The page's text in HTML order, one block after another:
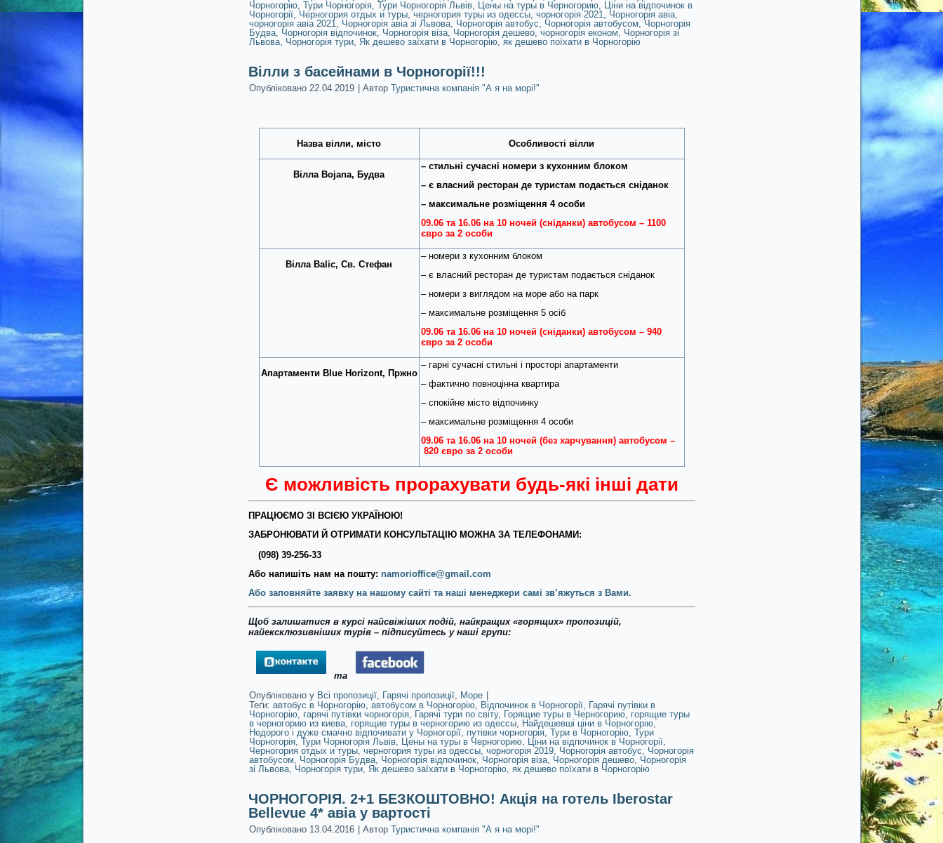
Чорногорію, Тури Чорногорія, Тури Чорногорія Львів, Цены на туры в Черногорию, Ціни на відпочинок в
Чорногорії, Черногория отдых и туры, черногория туры из одессы, чорногорія 2021, Чорногорія авіа,
чорногорія авіа 2021, Чорногорія авіа зі Львова, Чорногорія автобус, Чорногорія автобусом, Чорногорія
Будва, Чорногорія відпочинок, Чорногорія віза, Чорногорія дешево, чорногорія економ, Чорногорія зі
Львова, Чорногорія тури, Як дешево заїхати в Чорногорію, як дешево поїхати в Чорногорію
Вілли з басейнами в Чорногорії!!!
Опубліковано 22.04.2019 Автор Туристична компанія "А я на морі!"
Назва вілли, місто Особливості вілли
Вілла Bojana, Будва
– стильні сучасні номери з кухонним блоком
– є власний ресторан де туристам подається сніданок
– максимальне розміщення 4 особи
09.06 та 16.06 на 10 ночей (сніданки) автобусом – 1100
євро за 2 особи
Вілла Balic, Св. Стефан
– номери з кухонним блоком
– є власний ресторан де туристам подається сніданок
– номери з виглядом на море або на парк
– максимальне розміщення 5 осіб
09.06 та 16.06 на 10 ночей (сніданки) автобусом – 940
євро за 2 особи
Апартаменти Blue Horizont, Пржно
– гарні сучасні стильні і просторі апартаменти
– фактично повноцінна квартира
– спокійне місто відпочинку
– максимальне розміщення 4 особи
09.06 та 16.06 на 10 ночей (без харчування) автобусом –
820 євро за 2 особи
Є можливість прорахувати будь-які інші дати
ПРАЦЮЄМО ЗІ ВСІЄЮ УКРАЇНОЮ!
ЗАБРОНЮВАТИ Й ОТРИМАТИ КОНСУЛЬТАЦІЮ МОЖНА ЗА ТЕЛЕФОНАМИ:
(098) 39-256-33
Або напишіть нам на пошту: namorioffice@gmail.com
Або заповняйте заявку на нашому сайті та наші менеджери самі зв’яжуться з Вами.
Щоб залишатися в курсі найсвіжіших подій, найкращих «горящих» пропозицій,
найексклюзивніших турів – підписуйтесь у наші групи:
та
Опубліковано у Всі пропозиції, Гарячі пропозиції, Море |
Теґи: автобус в Чорногорію, автобусом в Чорногорію, Відпочинок в Чорногорії, Гарячі путівки в
Чорногорію, гарячі путівки чорногорія, Гарячі тури по світу, Горящие туры в Черногорию, горящие туры
в черногорию из киева, горящие туры в черногорию из одессы, Найдешевші ціни в Чорногорію,
Недорого і дуже смачно відпочивати у Чорногорії, путівки чорногорія, Тури в Чорногорію, Тури
Чорногорія, Тури Чорногорія Львів, Цены на туры в Черногорию, Ціни на відпочинок в Чорногорії,
Черногория отдых и туры, черногория туры из одессы, чорногорія 2019, Чорногорія автобус
Чорногорія
автобусом
Чорногорія Будва, Чорногорія відпочинок, Чорногорія віза, Чорногорія дешево, Чорногорія
зі Львова, Чорногорія тури, Як дешево заїхати в Чорногорію, як дешево поїхати в Чорногорію
ЧОРНОГОРІЯ. 2+1 БЕЗКОШТОВНО! Акція на готель Iberostar
Bellevue 4* авіа у вартості
Опубліковано 13.04.2016 | Автор Туристична компанія "А я на морі!"